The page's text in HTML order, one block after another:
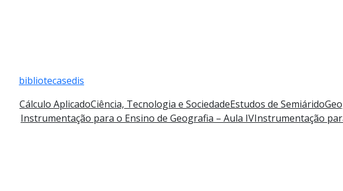
bibliotecasedis
Cálculo AplicadoCiência, Tecnologia e SociedadeEstudos de Semiárido
Instrumentação para o Ensino de Geografia – Aula IVInstrumentação